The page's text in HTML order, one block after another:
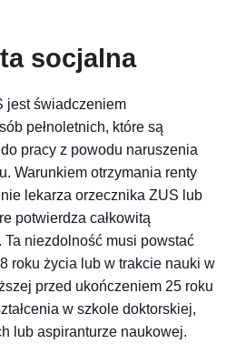
socjalna
jest świadczeniem
pełnoletnich, które są
pracy z powodu naruszenia
Warunkiem otrzymania renty
lekarza orzecznika ZUS lub
potwierdza całkowitą
Ta niezdolność musi powstać
roku życia lub w trakcie nauki w
przed ukończeniem 25 roku
w szkole doktorskiej,
lub aspiranturze naukowej.